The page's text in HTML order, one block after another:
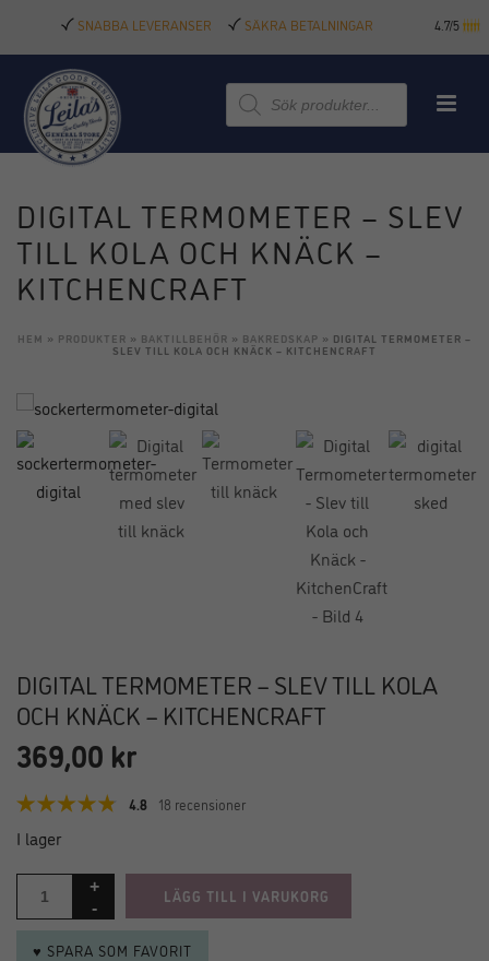
SNABBA LEVERANSER SÄKRA BETALNINGAR 4.7/5
Produktsökning
DIGITAL TERMOMETER – SLEV
TILL KOLA OCH KNÄCK –
KITCHENCRAFT
HEM » PRODUKTER » BAKTILLBEHÖR » BAKREDSKAP » DIGITAL TERMOMETER –
SLEV TILL KOLA OCH KNÄCK – KITCHENCRAFT
DIGITAL TERMOMETER – SLEV TILL KOLA
OCH KNÄCK – KITCHENCRAFT
369,00 kr
4.8 18 recensioner
I lager
LÄGG TILL I VARUKORG
♥ SPARA SOM FAVORIT